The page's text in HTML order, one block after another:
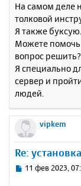
На самом деле
толковой
Я также буксую.
Можете помочь
вопрос решить?
Я специально
сервер и
людей.
vipkem
Re:
С11 фев 2023,